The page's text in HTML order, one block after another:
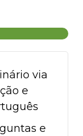
via
e
e